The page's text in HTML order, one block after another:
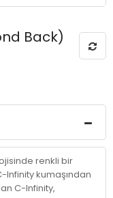
Back)
renkli bir
Infinity kumaşından
C-Infinity,